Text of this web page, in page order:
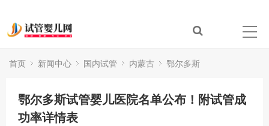
首页 新闻中心 国内试管 内蒙古 鄂尔多斯
鄂尔多斯试管婴儿医院名单公布！附试管成
功率详情表